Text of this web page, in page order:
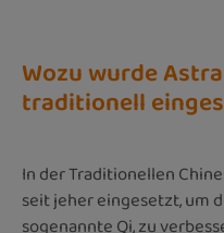
Wozu wurde
traditionell
In der Traditionellen
seit jeher eingesetzt, um
sogenannte Qi, zu